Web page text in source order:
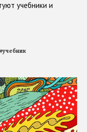
учебники и
#учебник